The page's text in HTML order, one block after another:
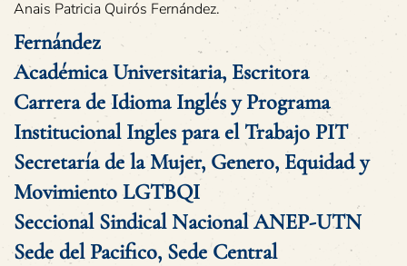
Anais Patricia Quirós Fernández.
Fernández
Académica Universitaria, Escritora
Carrera de Idioma Inglés y Programa
Institucional Ingles para el Trabajo PIT
Secretaría de la Mujer, Genero, Equidad y
Movimiento LGTBQI
Seccional Sindical Nacional ANEP-UTN
Sede del Pacifico, Sede Central